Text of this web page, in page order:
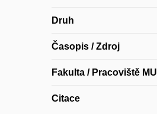
Druh
Časopis / Zdroj
Fakulta / Pracoviště MU
Citace